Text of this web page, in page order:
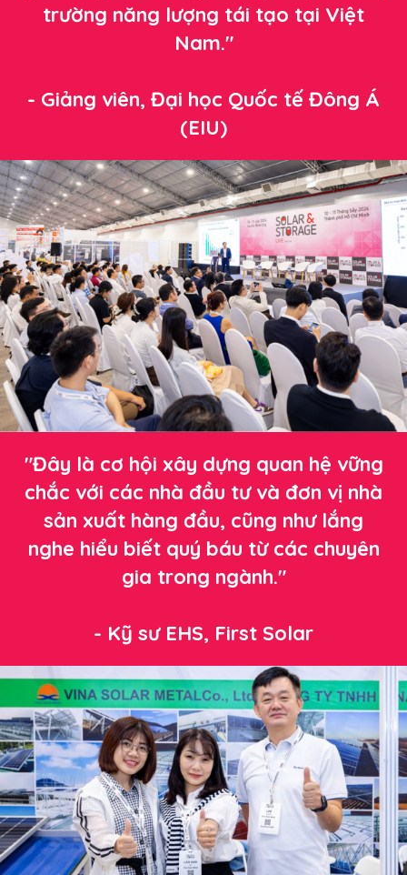
trường năng lượng tái tạo tại Việt
Nam."
- Giảng viên, Đại học Quốc tế Đông Á
(EIU)
"Đây là cơ hội xây dựng quan hệ vững
chắc với các nhà đầu tư và đơn vị nhà
sản xuất hàng đầu, cũng như lắng
nghe hiểu biết quý báu từ các chuyên
gia trong ngành."
- Kỹ sư EHS, First Solar